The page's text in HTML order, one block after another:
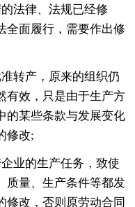
法律、法规已经修
全面履行，需要作出修
转产，原来的组织仍
有效，只是由于生产方
的某些条款与发展变化
修改;
业的生产任务，致使
质量、生产条件等都发
修改，否则原劳动合同